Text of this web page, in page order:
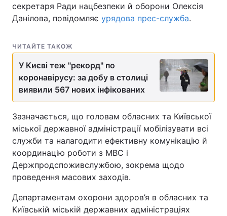
секретаря Ради нацбезпеки й оборони Олексія
Данілова, повідомляє урядова прес-служба.
ЧИТАЙТЕ ТАКОЖ
У Києві теж "рекорд" по
коронавірусу: за добу в столиці
виявили 567 нових інфікованих
Зазначається, що головам обласних та Київської
міської державної адміністрації мобілізувати всі
служби та налагодити ефективну комунікацію й
координацію роботи з МВС і
Держпродспоживслужбою, зокрема щодо
проведення масових заходів.
Департаментам охорони здоров’я в обласних та
Київській міській державних адміністраціях